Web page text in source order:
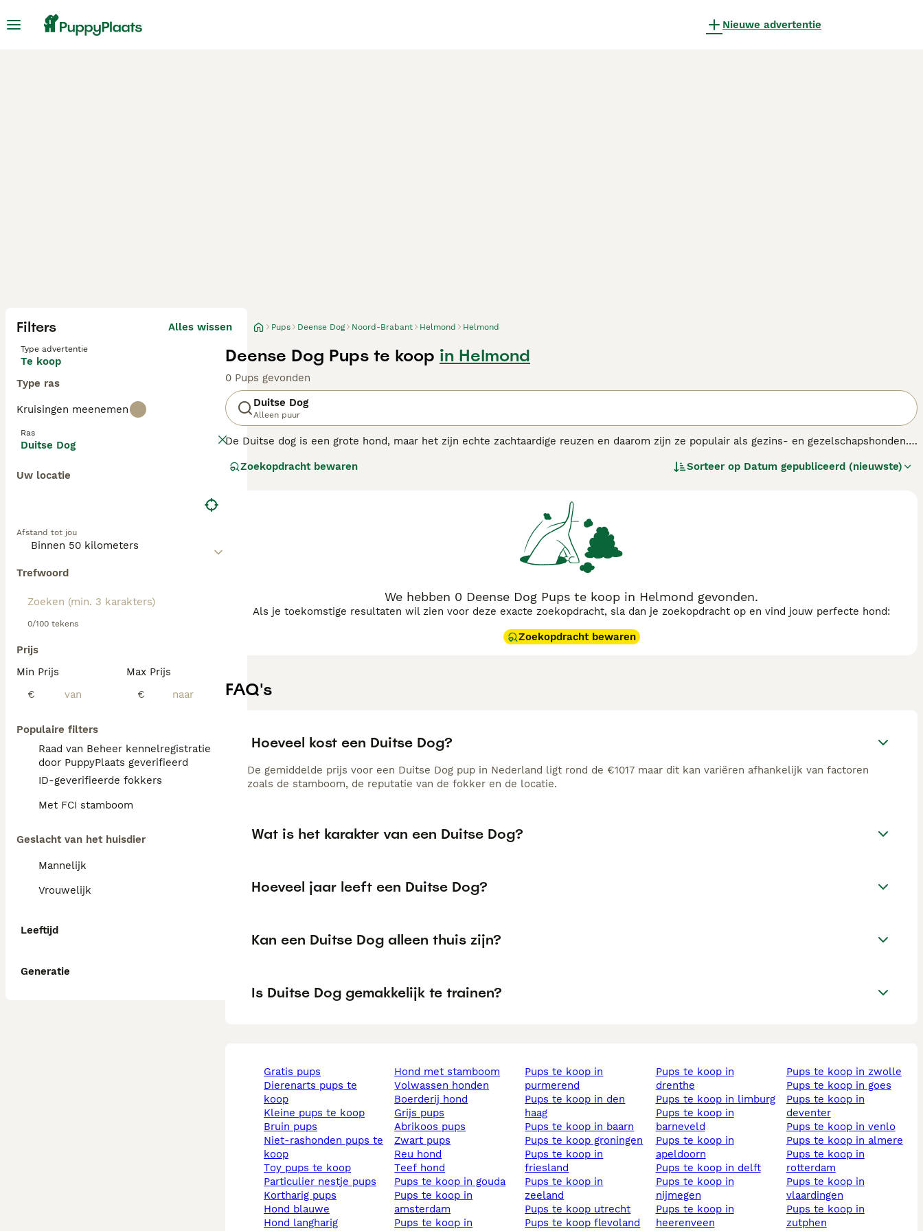
Nieuwe advertentie
Filters Alles wissen
Type advertentie
Te koop
Type ras
Kruisingen meenemen
Ras
Duitse Dog
Uw locatie
Afstand tot jou
Trefwoord
0/100 tekens
Prijs
Min Prijs
€
Max Prijs
€
Populaire filters
Raad van Beheer kennelregistratie
door PuppyPlaats geverifieerd
ID-geverifieerde fokkers
Met FCI stamboom
Geslacht van het huisdier
Mannelijk
Vrouwelijk
Leeftijd
Generatie
Pups Deense Dog Noord-Brabant Helmond Helmond
Deense Dog Pups te koop in Helmond
0 Pups gevonden
Duitse Dog
Alleen puur
De Duitse dog is een grote hond, maar het zijn echte zachtaardige reuzen en daarom zijn ze populair als gezins- en gezelschapshonden.
aan hun eigenaars komt overeen met het indrukwekkende uiterlijk van de Duitse dog.
Zoekopdracht bewaren Sorteer op Datum gepubliceerd (nieuwste)
We hebben 0 Deense Dog Pups te koop in Helmond gevonden.
Als je toekomstige resultaten wil zien voor deze exacte zoekopdracht, sla dan je zoekopdracht op en vind jouw perfecte hond:
Zoekopdracht bewaren
FAQ's
Hoeveel kost een Duitse Dog?
De gemiddelde prijs voor een Duitse Dog pup in Nederland ligt rond de €1017 maar dit kan variëren afhankelijk van factoren
zoals de stamboom, de reputatie van de fokker en de locatie.
Wat is het karakter van een Duitse Dog?
Hoeveel jaar leeft een Duitse Dog?
Kan een Duitse Dog alleen thuis zijn?
Is Duitse Dog gemakkelijk te trainen?
gratis pups
dierenarts pups te
koop
kleine pups te koop
bruin pups
niet-rashonden pups te
koop
toy pups te koop
particulier nestje pups
kortharig pups
hond blauwe
hond langharig
hond met stamboom
volwassen honden
boerderij hond
grijs pups
abrikoos pups
zwart pups
reu hond
teef hond
pups te koop in gouda
pups te koop in
amsterdam
pups te koop in
pups te koop in
purmerend
pups te koop in den
haag
pups te koop in baarn
pups te koop groningen
pups te koop in
friesland
pups te koop in
zeeland
pups te koop utrecht
pups te koop flevoland
pups te koop in
drenthe
pups te koop in limburg
pups te koop in
barneveld
pups te koop in
apeldoorn
pups te koop in delft
pups te koop in
nijmegen
pups te koop in
heerenveen
pups te koop in zwolle
pups te koop in goes
pups te koop in
deventer
pups te koop in venlo
pups te koop in almere
pups te koop in
rotterdam
pups te koop in
vlaardingen
pups te koop in
zutphen